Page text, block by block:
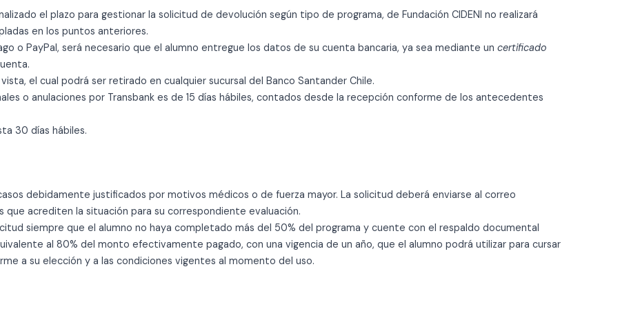
el plazo para gestionar la solicitud de devolución según tipo de programa, de Fundación CIDENI no realizará
en los puntos anteriores.
o PayPal, será necesario que el alumno entregue los datos de su cuenta bancaria, ya sea mediante un certificado
, el cual podrá ser retirado en cualquier sucursal del Banco Santander Chile.
o anulaciones por Transbank es de 15 días hábiles, contados desde la recepción conforme de los antecedentes
30 días hábiles.
debidamente justificados por motivos médicos o de fuerza mayor. La solicitud deberá enviarse al correo
acrediten la situación para su correspondiente evaluación.
siempre que el alumno no haya completado más del 50% del programa y cuente con el respaldo documental
al 80% del monto efectivamente pagado, con una vigencia de un año, que el alumno podrá utilizar para cursar
a su elección y a las condiciones vigentes al momento del uso.